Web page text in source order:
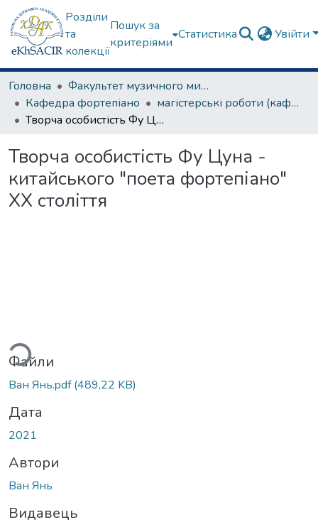
Розділи
та
колекції
Пошук за
критеріями
Статистика Увійти
Головна
Факультет музичного мистецтва
Кафедра фортепіано
магістерські роботи (кафедра фортепіано)
Творча особистість Фу Цуна - китайського "поета фортепіано" ХХ століття
Творча особистість Фу Цуна -
китайського "поета фортепіано"
ХХ століття
Файли
Ван Янь.pdf(489,22 KB)
Дата
2021
Автори
Ван Янь
Видавець